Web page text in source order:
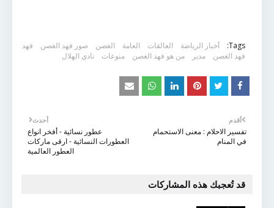
Tags: أخبار الرياضة العالقات العامة الغصن صور فهد الغصن
فهد
فهد الغصن
مدير من هو فهد الغصن منوعات نادي الهلال
أحدث
عطور نسائية - أفخر انواع
العطورات النسائية - ارقى ماركات
العطور العالمية
أقدم
تفسير الاحلام : معنى الاستحمام
في المنام
قد تُعجبك هذه المشاركات